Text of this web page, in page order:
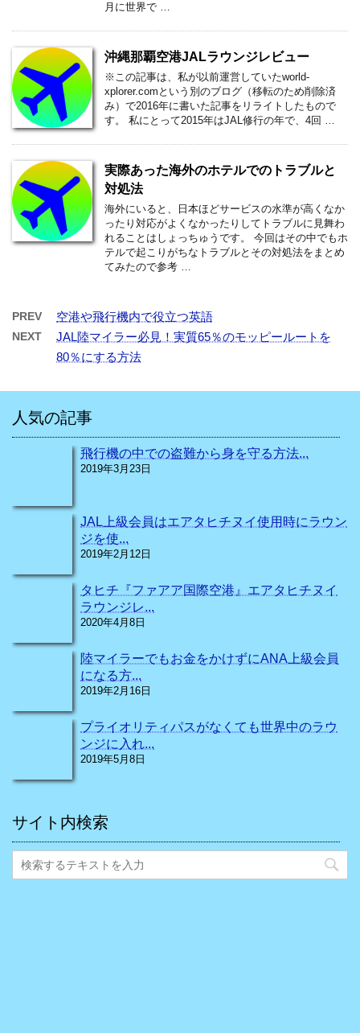
月に世界で …
沖縄那覇空港JALラウンジレビュー
※この記事は、私が以前運営していたworld-
xplorer.comという別のブログ（移転のため削除済
み）で2016年に書いた記事をリライトしたもので
す。 私にとって2015年はJAL修行の年で、4回 …
実際あった海外のホテルでのトラブルと
対処法
海外にいると、日本ほどサービスの水準が高くなか
ったり対応がよくなかったりしてトラブルに見舞わ
れることはしょっちゅうです。 今回はその中でもホ
テルで起こりがちなトラブルとその対処法をまとめ
てみたので参考 …
PREV 空港や飛行機内で役立つ英語
NEXT
JAL陸マイラー必見！実質65％のモッピールートを
80％にする方法
人気の記事
飛行機の中での盗難から身を守る方法...
2019年3月23日
JAL上級会員はエアタヒチヌイ使用時にラウン
ジを使...
2019年2月12日
タヒチ『ファアア国際空港』エアタヒチヌイ
ラウンジレ...
2020年4月8日
陸マイラーでもお金をかけずにANA上級会員
になる方...
2019年2月16日
プライオリティパスがなくても世界中のラウ
ンジに入れ...
2019年5月8日
サイト内検索